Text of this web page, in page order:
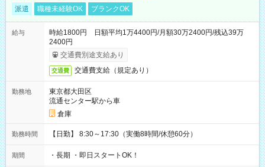
派遣 職種未経験OK ブランクOK
給与
時給1800円 日額平均1万4400円/月額30万2400円/残込39万
2400円
交通費別途支給あり
交通費 交通費支給（規定あり）
勤務地
東京都大田区
流通センター駅から車
倉庫
勤務時間 【日勤】 8:30～17:30（実働8時間/休憩60分）
期間 ・長期 ・即日スタートOK！